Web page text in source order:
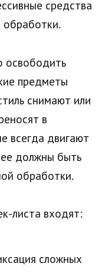
средства
обработки.
освободить
предметы
снимают или
в
всегда двигают
должны быть
обработки.
листа входят:
сложных